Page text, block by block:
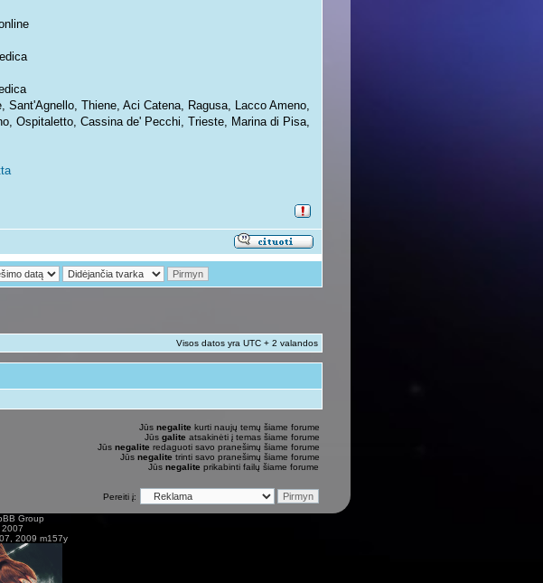
Sant'Agnello, Thiene, Aci Catena, Ragusa, Lacco Ameno,
Ospitaletto, Cassina de' Pecchi, Trieste, Marina di Pisa,
Visos datos yra UTC + 2 valandos
Jūs negalite kurti naujų temų šiame forume
Jūs galite atsakinėti į temas šiame forume
Jūs negalite redaguoti savo pranešimų šiame forume
Jūs negalite trinti savo pranešimų šiame forume
Jūs negalite prikabinti failų šiame forume
Pereiti į:
Group
2009 m157y